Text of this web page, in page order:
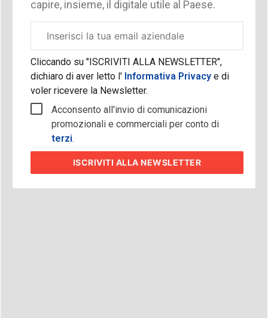
capire, insieme, il digitale utile al Paese.
aziendale
Cliccando su "ISCRIVITI ALLA NEWSLETTER",
dichiaro di aver letto l'Informativa Privacy e di
voler ricevere la Newsletter.
Acconsento all'invio di comunicazioni
promozionali e commerciali per conto di
terzi.
ISCRIVITI ALLA NEWSLETTER